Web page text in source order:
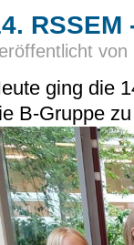
RSSEM
von
ging die
B-Gruppe